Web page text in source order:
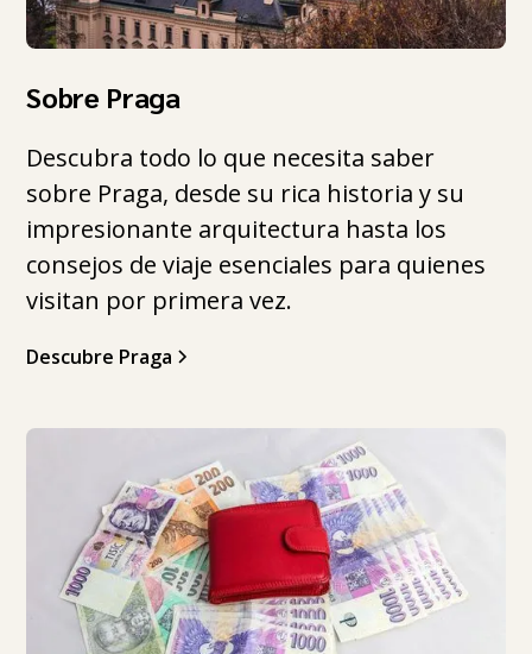
Sobre Praga
Descubra todo lo que necesita saber
sobre Praga, desde su rica historia y su
impresionante arquitectura hasta los
consejos de viaje esenciales para quienes
visitan por primera vez.
Descubre Praga